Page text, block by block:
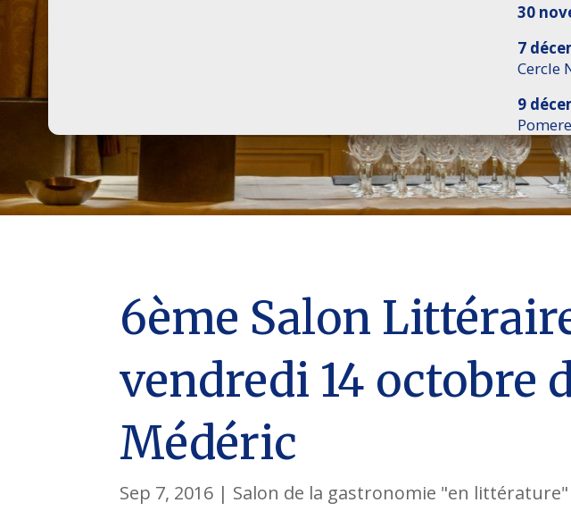
30
7
Cercle
9
6ème Salon
vendredi 14 octobre
Médéric
Sep 7, 2016 | Salon de la gastronomie "en littérature"